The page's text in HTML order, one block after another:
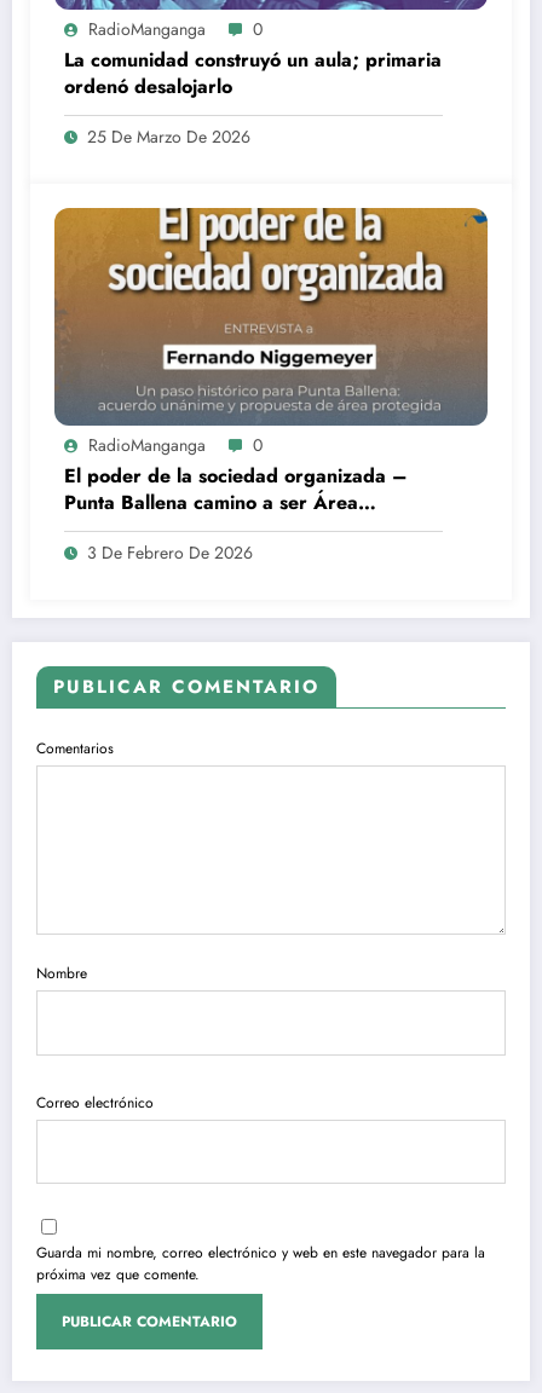
RadioManganga 0
La comunidad construyó un aula; primaria
ordenó desalojarlo
25 De Marzo De 2026
RadioManganga 0
El poder de la sociedad organizada –
Punta Ballena camino a ser Área
Protegida
3 De Febrero De 2026
PUBLICAR COMENTARIO
Comentarios
Nombre
Correo electrónico
Guarda mi nombre, correo electrónico y web en este navegador para la
próxima vez que comente.